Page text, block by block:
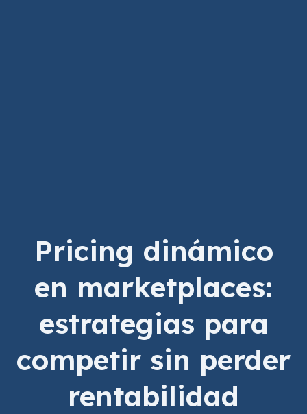
Pricing dinámico
en marketplaces:
estrategias para
competir sin perder
rentabilidad